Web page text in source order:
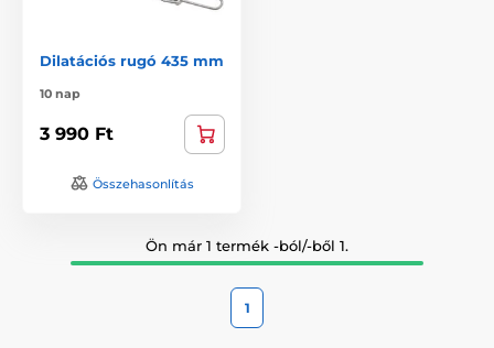
Dilatációs rugó 435 mm
10 nap
3 990 Ft
Összehasonlítás
Ön már 1 termék -ból/-ből 1.
1